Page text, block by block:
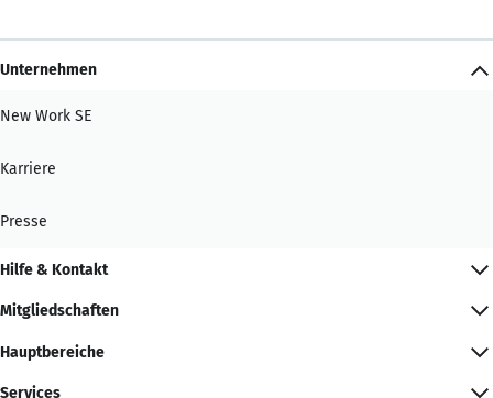
Unternehmen
New Work SE
Karriere
Presse
Hilfe & Kontakt
Mitgliedschaften
Hauptbereiche
Services